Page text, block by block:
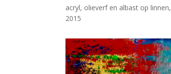
acryl, olieverf en albast op linnen,
2015